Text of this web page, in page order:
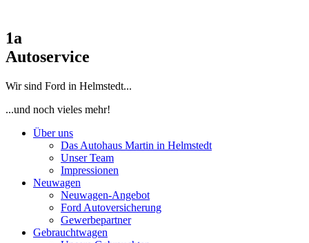
1a
Autoservice
Wir sind Ford in Helmstedt...
...und noch vieles mehr!
Über uns
Das Autohaus Martin in Helmstedt
Unser Team
Impressionen
Neuwagen
Neuwagen-Angebot
Ford Autoversicherung
Gewerbepartner
Gebrauchtwagen